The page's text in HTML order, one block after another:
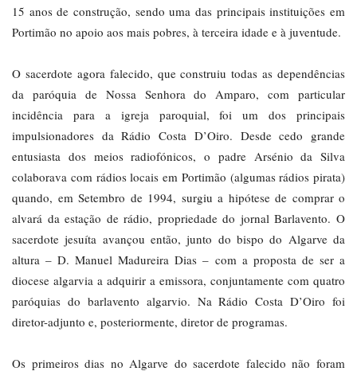
15 anos de construção, sendo uma das principais instituições em
Portimão no apoio aos mais pobres, à terceira idade e à juventude.
O sacerdote agora falecido, que construiu todas as dependências
da paróquia de Nossa Senhora do Amparo, com particular
incidência para a igreja paroquial, foi um dos principais
impulsionadores da Rádio Costa D’Oiro. Desde cedo grande
entusiasta dos meios radiofónicos, o padre Arsénio da Silva
colaborava com rádios locais em Portimão (algumas rádios pirata)
quando, em Setembro de 1994, surgiu a hipótese de comprar o
alvará da estação de rádio, propriedade do jornal Barlavento. O
sacerdote jesuíta avançou então, junto do bispo do Algarve da
altura – D. Manuel Madureira Dias – com a proposta de ser a
diocese algarvia a adquirir a emissora, conjuntamente com quatro
paróquias do barlavento algarvio. Na Rádio Costa D’Oiro foi
diretor-adjunto e, posteriormente, diretor de programas.
Os primeiros dias no Algarve do sacerdote falecido não foram